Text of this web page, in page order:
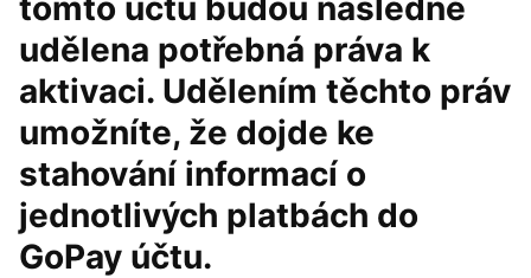
tomto účtu budou následně
udělena potřebná práva k
aktivaci. Udělením těchto práv
umožníte, že dojde ke
stahování informací o
jednotlivých platbách do
GoPay účtu.